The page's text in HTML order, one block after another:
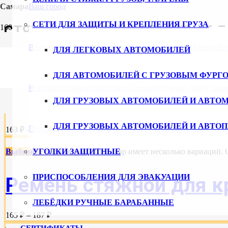
СамараВаш город
Владивосток Волгоград ВоронежЕкатеринбургИжевск
Новгород
ПетербургУльяновскУфаХабаровскЧебоксарыЧелябинск
СЕТИ ДЛЯ ЗАЩИТЫ И КРЕПЛЕНИЯ ГРУЗА
ДЛЯ ЛЕГКОВЫХ АВТОМОБИЛЕЙ
ДЛЯ АВТОМОБИЛЕЙ С ГРУЗОВЫМ
ДЛЯ ГРУЗОВЫХ АВТОМОБИЛЕЙ И
ДЛЯ ГРУЗОВЫХ АВТОМОБИЛЕЙ И
УГОЛКИ ЗАЩИТНЫЕ
ПРИСПОСОБЛЕНИЯ ДЛЯ ЭВАКУАЦИИ
ЛЕБЁДКИ РУЧНЫЕ БАРАБАННЫЕ
СТЯЖНЫЕ РЕМНИ КОЛЬЦЕВЫЕ
Ремень с пружинным
163 ₽ – 185 ₽
Выберите параметры Этот товар имеет несколько
Ремень стяжной для
165 ₽ – 187 ₽